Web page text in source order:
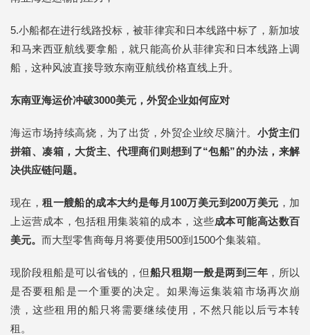
5.小船都在进行线路投标，被菲律宾和日本线路中标了，新加坡
和马来西亚航线要拿船，就只能高价从菲律宾和日本线路上调
船，这种风波直接导致东南亚航线价格直线上升。
东南亚海运价冲破3000美元，外贸企业如何应对
海运市场持续高烧，为了出货，外贸企业绞尽脑汁。 小货主们
拼箱、凑箱，大货主、代理商们则想到了“包船”的办法，来解
决供应链问题。
现在，租一艘船的成本大约是每月100万美元到200万美元 ，加
上运营成本，包括租用集装箱的成本，这些成本可能高达数百
美元。 而大型零售商每月将要使用500到1500个集装箱。
现阶段租船是可以省钱的，但船只租期一般是两到三年 ，所以
是否要租船是一个重要的决定。如果海运集装箱市场再次崩
溃，这些租用的船只将需要继续使用，不然只能以后亏本转
租。